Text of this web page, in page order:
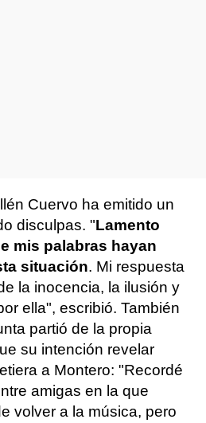
Cuervo ha emitido un
disculpas. "Lamento
mis palabras hayan
situación. Mi respuesta
la inocencia, la ilusión y
ella", escribió. También
partió de la propia
su intención revelar
a Montero: "Recordé
amigas en la que
volver a la música, pero